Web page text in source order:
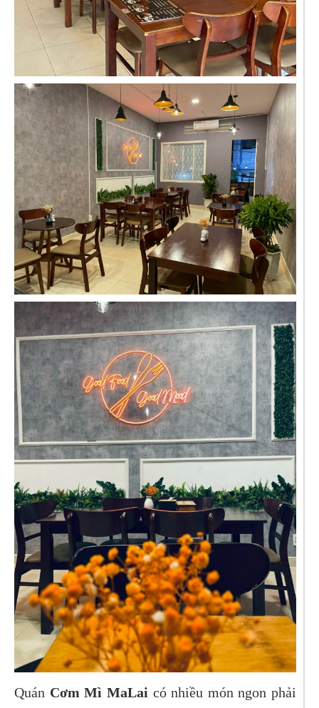
Quán Cơm Mì MaLai có nhiều món ngon phải